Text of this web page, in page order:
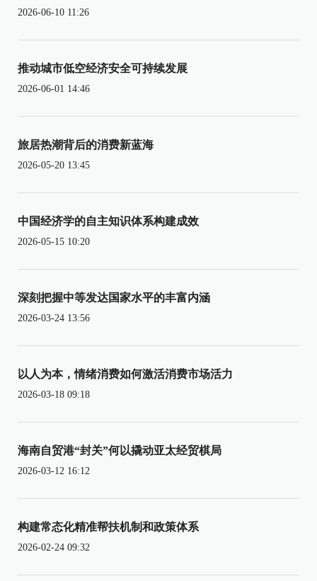
2026-06-10 11:26
推动城市低空经济安全可持续发展
2026-06-01 14:46
旅居热潮背后的消费新蓝海
2026-05-20 13:45
中国经济学的自主知识体系构建成效
2026-05-15 10:20
深刻把握中等发达国家水平的丰富内涵
2026-03-24 13:56
以人为本，情绪消费如何激活消费市场活力
2026-03-18 09:18
海南自贸港“封关”何以撬动亚太经贸棋局
2026-03-12 16:12
构建常态化精准帮扶机制和政策体系
2026-02-24 09:32